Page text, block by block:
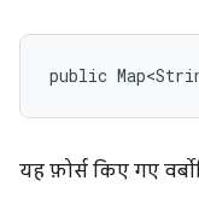
public
यह फ़ोर्स किए गए